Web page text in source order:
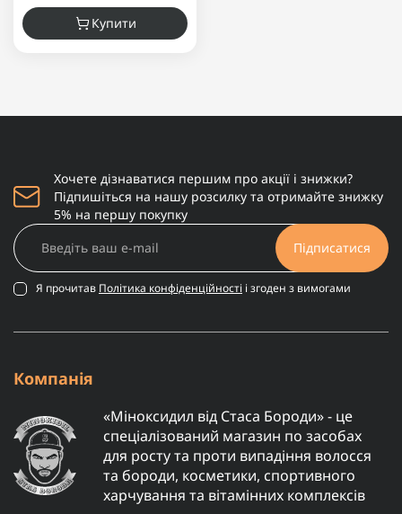
Купити
Хочете дізнаватися першим про акції і знижки?
Підпишіться на нашу розсилку та отримайте знижку
5% на першу покупку
Підписатися
Я прочитав Політика конфіденційності і згоден з вимогами
Компанія
«Міноксидил від Стаса Бороди» - це
спеціалізований магазин по засобах
для росту та проти випадіння волосся
та бороди, косметики, спортивного
харчування та вітамінних комплексів